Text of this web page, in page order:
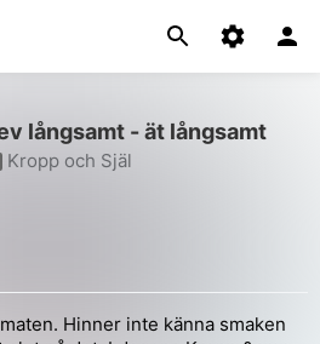
långsamt - ät långsamt
Kropp och Själ
Hinner inte känna smaken